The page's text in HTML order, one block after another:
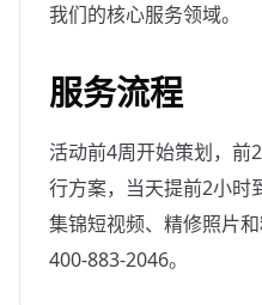
我们的核心服务领域。
服务流程
活动前4周开始策划，前
行方案，当天提前2小时
集锦短视频、精修照片和
400-883-2046。